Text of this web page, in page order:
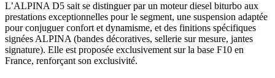
L’ALPINA D5 sait se distinguer par un moteur diesel biturbo aux
prestations exceptionnelles pour le segment, une suspension adaptée
pour conjuguer confort et dynamisme, et des finitions spécifiques
signées ALPINA (bandes décoratives, sellerie sur mesure, jantes
signature). Elle est proposée exclusivement sur la base F10 en
France, renforçant son exclusivité.